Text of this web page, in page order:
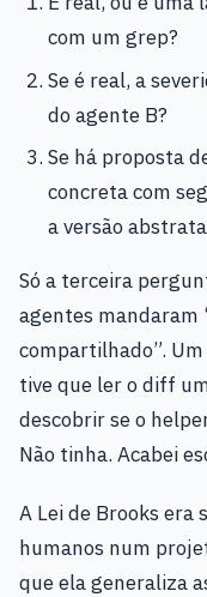
com um grep?
Se é real, a
do agente B?
Se há proposta
concreta com
a versão
Só a terceira
agentes
compartilhado”.
tive que ler o diff
descobrir se o
Não tinha. Acabei
A Lei de Brooks era
humanos num
que ela generaliza